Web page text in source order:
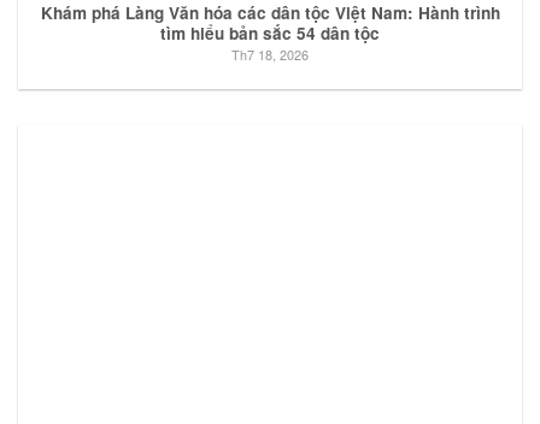
Khám phá Làng Văn hóa các dân tộc Việt Nam: Hành trình
tìm hiểu bản sắc 54 dân tộc
Th7 18, 2026